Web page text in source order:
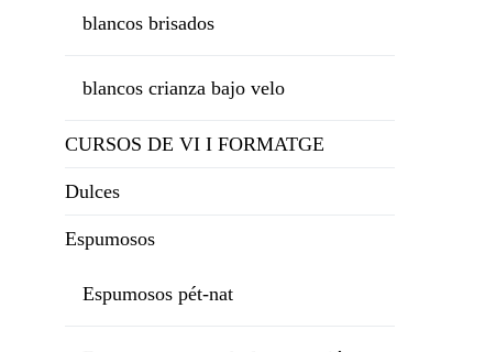
blancos brisados
blancos crianza bajo velo
CURSOS DE VI I FORMATGE
Dulces
Espumosos
Espumosos pét-nat